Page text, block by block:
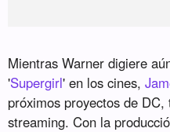
Mientras Warner digiere
'Supergirl' en los cines,
próximos proyectos de
streaming. Con la